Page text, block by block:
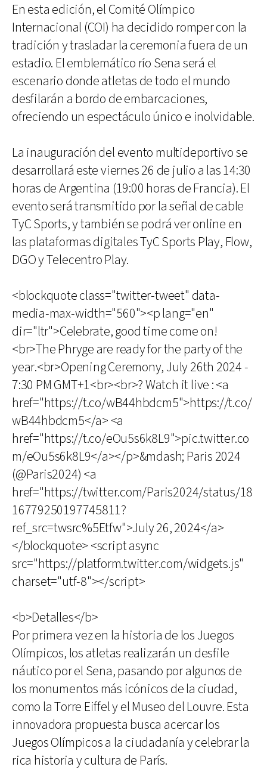
En esta edición, el Comité Olímpico
Internacional (COI) ha decidido romper con la
tradición y trasladar la ceremonia fuera de un
estadio. El emblemático río Sena será el
escenario donde atletas de todo el mundo
desfilarán a bordo de embarcaciones,
ofreciendo un espectáculo único e inolvidable.
La inauguración del evento multideportivo se
desarrollará este viernes 26 de julio a las 14:30
horas de Argentina (19:00 horas de Francia). El
evento será transmitido por la señal de cable
TyC Sports, y también se podrá ver online en
las plataformas digitales TyC Sports Play, Flow,
DGO y Telecentro Play.
<blockquote class="twitter-tweet" data-
media-max-width="560"><p lang="en"
dir="ltr">Celebrate, good time come on!
<br>The Phryge are ready for the party of the
year.<br>Opening Ceremony, July 26th 2024 -
7:30 PM GMT+1<br><br>? Watch it live : <a
href="https://t.co/wB44hbdcm5">https://t.co/
wB44hbdcm5</a> <a
href="https://t.co/eOu5s6k8L9">pic.twitter.co
m/eOu5s6k8L9</a></p>&mdash; Paris 2024
(@Paris2024) <a
href="https://twitter.com/Paris2024/status/18
16779250197745811?
ref_src=twsrc%5Etfw">July 26, 2024</a>
</blockquote> <script async
src="https://platform.twitter.com/widgets.js"
charset="utf-8"></script>
<b>Detalles</b>
Por primera vez en la historia de los Juegos
Olímpicos, los atletas realizarán un desfile
náutico por el Sena, pasando por algunos de
los monumentos más icónicos de la ciudad,
como la Torre Eiffel y el Museo del Louvre. Esta
innovadora propuesta busca acercar los
Juegos Olímpicos a la ciudadanía y celebrar la
rica historia y cultura de París.